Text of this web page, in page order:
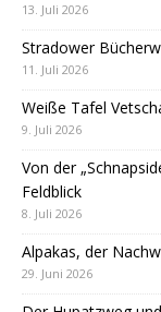
13. Juli 2026
Stradower
11. Juli 2026
Weiße Tafel
9. Juli 2026
Von der
Feldblick
8. Juli 2026
Alpakas, der
29. Juni 2026